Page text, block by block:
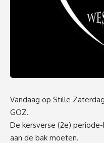
Vandaag op Stille
GOZ.
De kersverse (2e)
aan de bak moeten.